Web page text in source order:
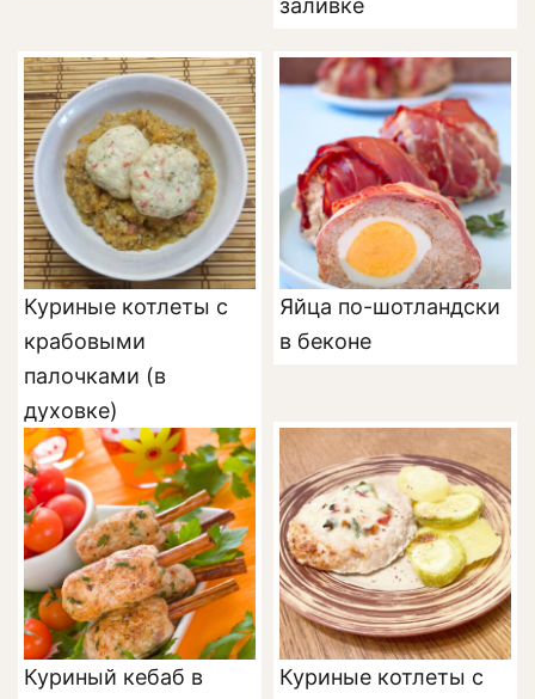
заливке
Куриные котлеты с
крабовыми
палочками (в
духовке)
Яйца по-шотландски
в беконе
Куриный кебаб в
Куриные котлеты с